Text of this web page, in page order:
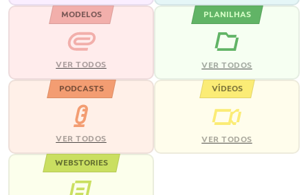
MODELOS
VER TODOS
PLANILHAS
VER TODOS
PODCASTS
VER TODOS
VÍDEOS
VER TODOS
WEBSTORIES